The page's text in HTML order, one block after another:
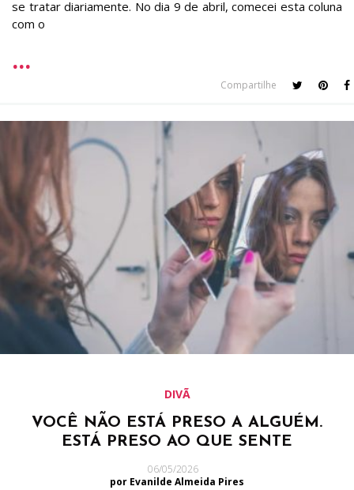
se tratar diariamente. No dia 9 de abril, comecei esta coluna
com o
Compartilhe
DIVÃ
VOCÊ NÃO ESTÁ PRESO A ALGUÉM.
ESTÁ PRESO AO QUE SENTE
06/05/2026
por Evanilde Almeida Pires